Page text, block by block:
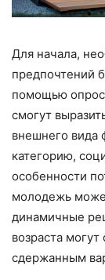
Для начала,
предпочтений
помощью
смогут
внешнего вида
категорию,
особенности
молодежь
динамичные
возраста
сдержанным